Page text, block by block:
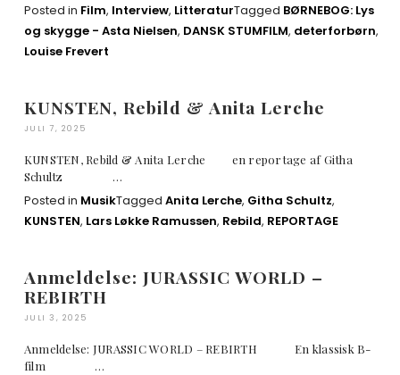
Posted in Film, Interview, LitteraturTagged BØRNEBOG: Lys
og skygge - Asta Nielsen, DANSK STUMFILM, deterforbørn,
Louise Frevert
KUNSTEN, Rebild & Anita Lerche
JULI 7, 2025
KUNSTEN, Rebild & Anita Lerche en reportage af Githa
Schultz …
Posted in MusikTagged Anita Lerche, Githa Schultz,
KUNSTEN, Lars Løkke Ramussen, Rebild, REPORTAGE
Anmeldelse: JURASSIC WORLD –
REBIRTH
JULI 3, 2025
Anmeldelse: JURASSIC WORLD – REBIRTH En klassisk B-
film …